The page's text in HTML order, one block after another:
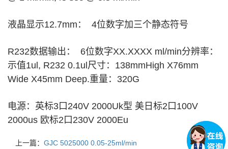
液晶显示12.7mm： 4位数字加三个静态符号
R232数据输出： 6位数字XX.XXXX ml/min分辨率：
示值1ul, R232 0.1ul尺寸：138mmHigh X76mm
Wide X45mm Deep.重量：320G
电源：英标3口240V 2000Uk型 美日标2口100V
2000us 欧标2口230V 2000Eu
上一篇： GJC 5025000 0.05-25ml/min